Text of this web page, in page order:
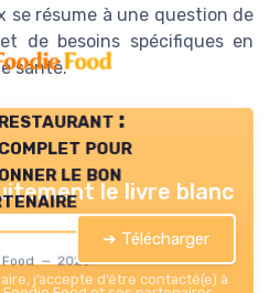
se résume à une question de
de besoins spécifiques en
santé.
:
pour
le bon
Food — 2026
le livre blanc
➔ Télécharger
j’accepte d’être contacté(e) à